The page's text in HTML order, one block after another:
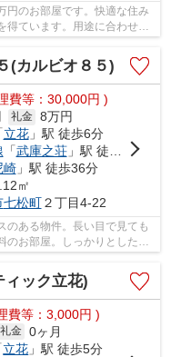
円のお部屋です。快適な住み
得ています。用途に合わせて
(カルビオ８５)
費等：30,000円 )
礼金 8万円
立花」駅 徒歩6分
「武庫之荘」駅 徒歩32分
崎」駅 徒歩36分
㎡
七松町２丁目4-22
のある物件。長い目で見ても
のお部屋。しっかりとした造
ィック立花)
費等：3,000円 )
礼金 0ヶ月
立花 」駅 徒歩5分